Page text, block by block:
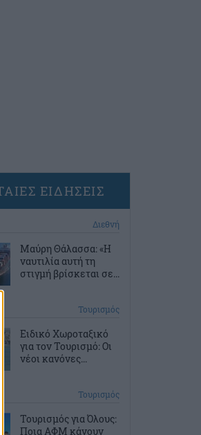
ΕΙΔΗΣΕΙΣ
Διεθνή
Μαύρη Θάλασσα: «Η
ναυτιλία αυτή τη
στιγμή βρίσκεται σε...
Τουρισμός
Ειδικό Χωροταξικό
για τον Τουρισμό: Οι
νέοι κανόνες...
Τουρισμός
Τουρισμός για Όλους:
Ποια ΑΦΜ κάνουν